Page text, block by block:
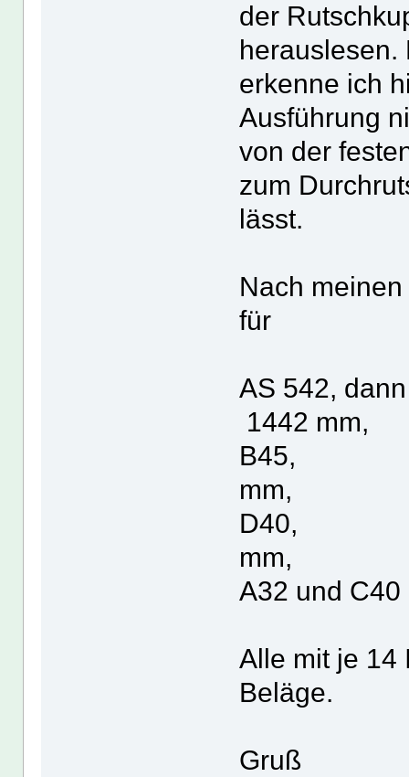
der
erkenne ich
Ausführung
von der
zum
lässt.
Nach
für
AS 542,
1442 mm,
mm,
mm,
A32 und
Alle mit je 14
Beläge.
Gruß